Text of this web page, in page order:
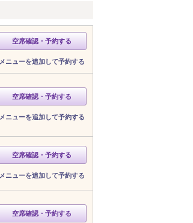
空席確認・予約する
メニューを追加して予約する
空席確認・予約する
メニューを追加して予約する
空席確認・予約する
メニューを追加して予約する
空席確認・予約する